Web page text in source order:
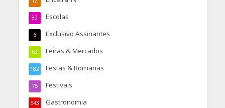
Escolas
89
Exclusivo Assinantes
6
Feiras & Mercados
69
Festas & Romarias
182
Festivais
75
Gastronomia
543